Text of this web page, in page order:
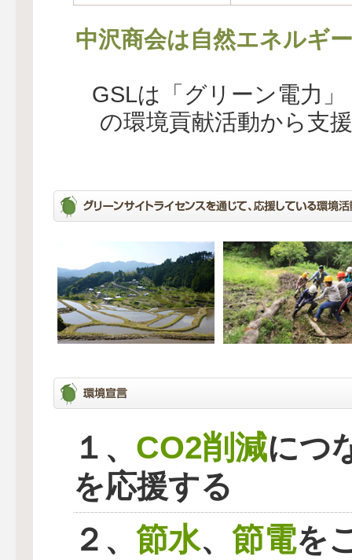
中沢商会は自然エネルギ
GSLは「グリーン電力
の環境貢献活動から支
１、 CO2削減につ
を応援する
２、 節水、 節電を